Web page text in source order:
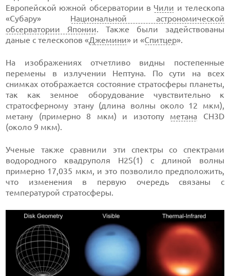
Европейской южной обсерватории в Чили и телескопа
«Субару» Национальной астрономической
обсерватории Японии. Также были задействованы
даные с телескопов «Джемини» и «Спитцер».
На изображениях отчетливо видны постепенные
перемены в излучении Нептуна. По сути на всех
снимках отображается состояние стратосферы планеты,
так как земное оборудование чувствительно к
стратосферному этану (длина волны около 12 мкм),
метану (примерно 8 мкм) и изотопу метана CH3D
(около 9 мкм).
Ученые также сравнили эти спектры со спектрами
водородного квадруполя H2S(1) с длиной волны
примерно 17,035 мкм, и это позволило предположить,
что изменения в первую очередь связаны с
температурой стратосферы.